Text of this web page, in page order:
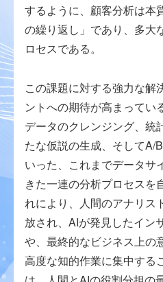
するように、顧客分析は本
の繰り返し」であり、多大
ロセスである。
この課題に対する強力な解
ントへの期待が高まってい
データのクレンジング、統
たな仮説の生成、そしてA/
いった、これまでデータサ
きた一連の分析プロセスを
れにより、人間のアナリス
放され、AIが発見したイン
や、最終的なビジネス上の
高度な知的作業に集中する